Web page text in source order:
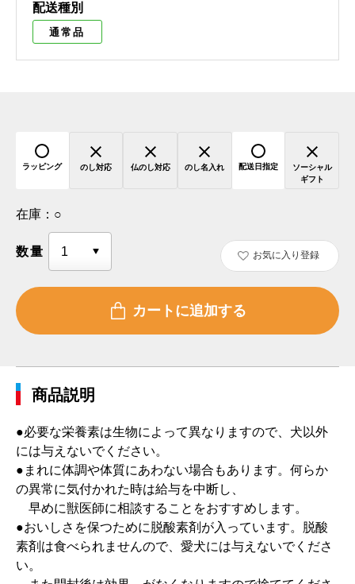
配送種別
通常品
ラッピング のし対応 仏のし対応 のし名入れ 配送日指定
ソーシャル
ギフト
在庫： ○
数量 お気に入り登録
商品説明
●必要な栄養素は生物によって異なりますので、犬以外
には与えないでください。
●まれに体調や体質にあわない場合もあります。何らか
の異常に気付かれた時は給与を中断し、
早めに獣医師に相談することをおすすめします。
●おいしさを保つために脱酸素剤が入っています。脱酸
素剤は食べられませんので、愛犬には与えないでくださ
い。